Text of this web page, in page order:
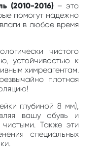
(2010-2016) – это
помогут надежно
в любое время
чистого
устойчивостью к
химреагентам.
плотная
глубиной 8 мм),
вашу обувь и
Также эти
специальных